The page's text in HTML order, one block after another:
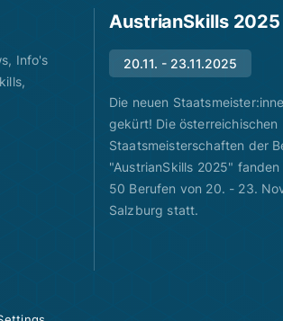
Info's
AustrianSkills 2025
20.11. - 23.11.2025
Die neuen
gekürt! Die österreichischen
Staatsmeisterschaften der
"AustrianSkills 2025"
50 Berufen von 20. - 23.
Salzburg statt.